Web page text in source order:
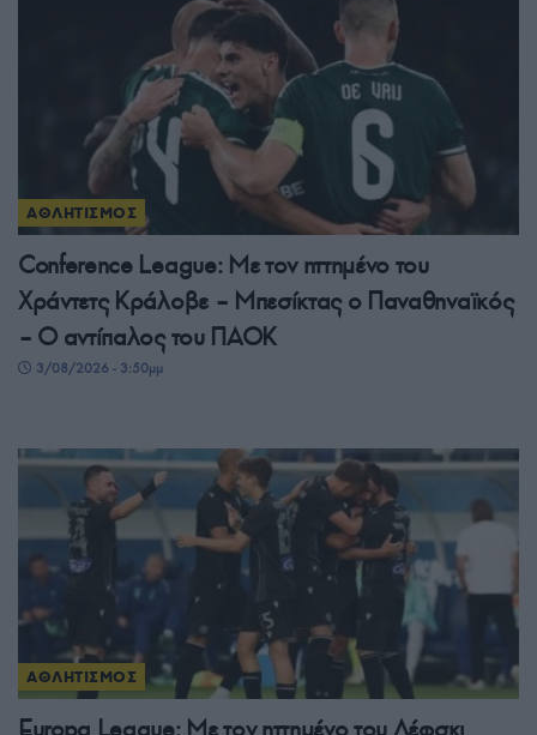
ΑΘΛΗΤΙΣΜΟΣ
Conference League: Με τον ηττημένο του
Χράντετς Κράλοβε – Μπεσίκτας ο Παναθηναϊκός
– Ο αντίπαλος του ΠΑΟΚ
3/08/2026 - 3:50μμ
ΑΘΛΗΤΙΣΜΟΣ